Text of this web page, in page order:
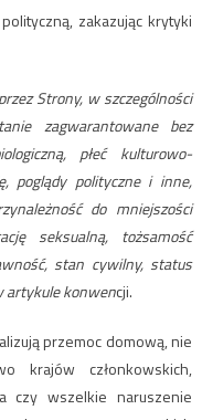
zakazując krytyki
Strony, w szczególności
zagwarantowane bez
płeć kulturowo-
poglądy polityczne i inne,
do mniejszości
seksualną, tożsamość
stan cywilny, status
artykule konwencji.
przemoc domową, nie
krajów członkowskich,
czy wszelkie naruszenie